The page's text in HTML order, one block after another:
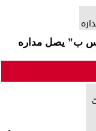
ب” يصل مداره